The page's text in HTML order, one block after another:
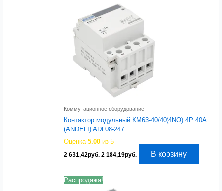
Коммутационное оборудование
Контактор модульный КМ63-40/40(4NO) 4P 40A
(ANDELI) ADL08-247
Оценка5.00 из 5
2 631,42руб. Первоначальная
2
631,42руб..
2 184,19руб. ТекущаяВ корзину
Распродажа!